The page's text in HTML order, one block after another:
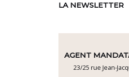
LA NEWSLETTER
AGENT
23/25 rue Jean-